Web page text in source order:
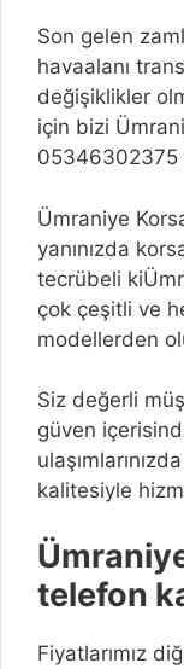
Son gelen
havaalanı
değişiklikler
için bizi
05346302375
Ümraniye
yanınızda
tecrübeli
çok çeşitli ve
modellerden
Siz değerli
güven
kalitesiyle
telefon
Fiyatlarımız